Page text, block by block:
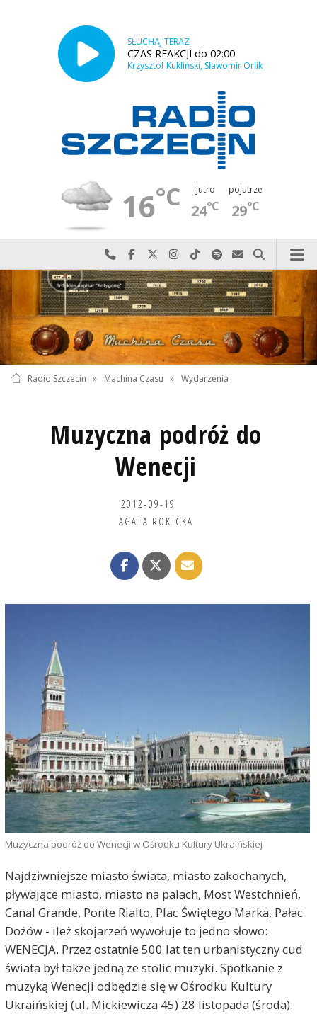
SŁUCHAJ TERAZ
CZAS REAKCJI do 02:00
Krzysztof Kukliński, Sławomir Orlik
16°C jutro
24°C
pojutrze
29°C
Najlepiej po prostu do nas zadzwoń
Odwiedź nas na Facebook-u
Odwiedź nas na X
Odwiedź nas na Instagram-ie
Odwiedź nas na TikTok-u
Szukaj nas na Spotify
Wyślij do nas
Szukaj
Radio Szczecin » Machina Czasu » Wydarzenia
Muzyczna podróż do
Wenecji
2012-09-19
AGATA ROKICKA
Muzyczna podróż do Wenecji w Ośrodku Kultury Ukraińskiej
Najdziwniejsze miasto świata, miasto zakochanych,
pływające miasto, miasto na palach, Most Westchnień,
Canal Grande, Ponte Rialto, Plac Świętego Marka, Pałac
Dożów - ileż skojarzeń wywołuje to jedno słowo:
WENECJA. Przez ostatnie 500 lat ten urbanistyczny cud
świata był także jedną ze stolic muzyki. Spotkanie z
muzyką Wenecji odbędzie się w Ośrodku Kultury
Ukraińskiej (ul. Mickiewicza 45) 28 listopada (środa).